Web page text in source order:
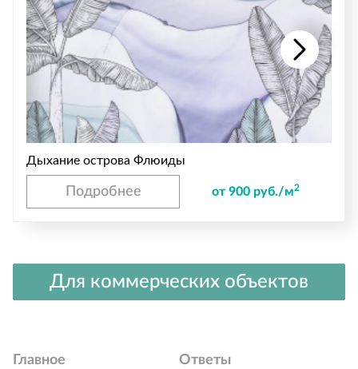
Дыхание острова Флюиды
Подробнее от 900 руб./м2
Для коммерческих объектов
Главное Ответы